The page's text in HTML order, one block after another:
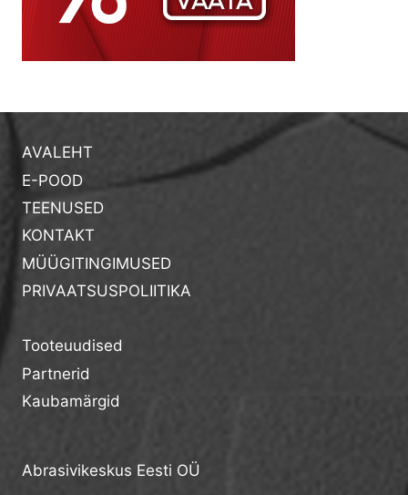
AVALEHT
E-POOD
TEENUSED
KONTAKT
MÜÜGITINGIMUSED
PRIVAATSUSPOLIITIKA
Tooteuudised
Partnerid
Kaubamärgid
Abrasivikeskus Eesti OÜ